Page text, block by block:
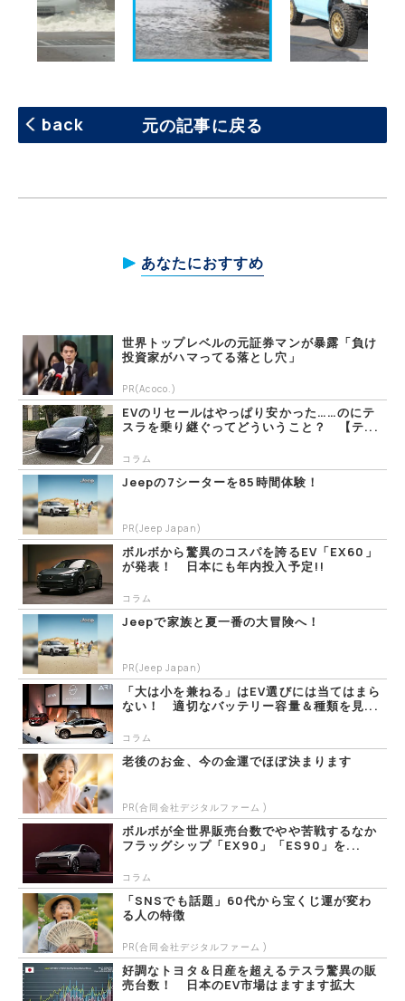
back 元の記事に戻る
あなたにおすすめ
世界トップレベルの元証券マンが暴露「負け
投資家がハマってる落とし穴」
PR(Acoco.)
EVのリセールはやっぱり安かった……のにテ
スラを乗り継ぐってどういうこと？ 【テ...
コラム
Jeepの7シーターを85時間体験！
PR(Jeep Japan)
ボルボから驚異のコスパを誇るEV「EX60」
が発表！ 日本にも年内投入予定!!
コラム
Jeepで家族と夏一番の大冒険へ！
PR(Jeep Japan)
「大は小を兼ねる」はEV選びには当てはまら
ない！ 適切なバッテリー容量＆種類を見...
コラム
老後のお金、今の金運でほぼ決まります
PR(合同会社デジタルファーム )
ボルボが全世界販売台数でやや苦戦するなか
フラッグシップ「EX90」「ES90」を...
コラム
「SNSでも話題」60代から宝くじ運が変わ
る人の特徴
PR(合同会社デジタルファーム )
好調なトヨタ＆日産を超えるテスラ驚異の販
売台数！ 日本のEV市場はますます拡大